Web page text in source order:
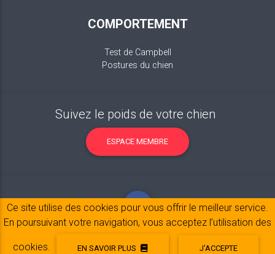
COMPORTEMENT
Test de Campbell
Postures du chien
Suivez le poids de votre chien
ESPACE MEMBRE
Mentions légales© 2017-2020 Copyright:belpatt.fr
Ce site utilise des cookies pour vous offrir le meilleur service.
En poursuivant votre navigation, vous acceptez l’utilisation des
cookies. EN SAVOIR PLUS J'ACCEPTE